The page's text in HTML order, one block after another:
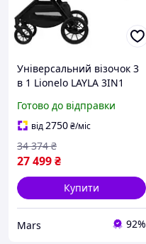
Універсальний візочок 3
в 1 Lionelo LAYLA 3IN1
Готово до відправки
від2750₴/міс
27 499₴
34 374 ₴
Купити
Mars 92%